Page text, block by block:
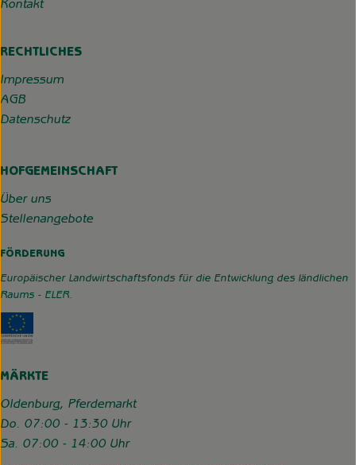
Kontakt
RECHTLICHES
Impressum
AGB
Datenschutz
HOFGEMEINSCHAFT
Über uns
Stellenangebote
FÖRDERUNG
Europäischer Landwirtschaftsfonds für die Entwicklung des ländlichen
Raums - ELER.
MÄRKTE
Oldenburg, Pferdemarkt
Do. 07:00 - 13:30 Uhr
Sa. 07:00 - 14:00 Uhr